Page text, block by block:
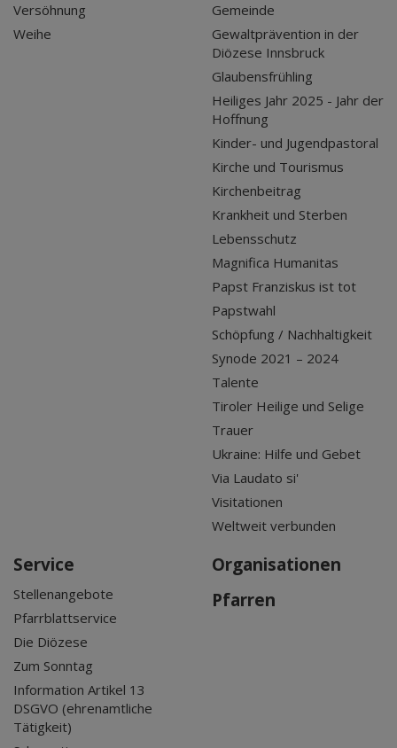
Versöhnung
Weihe
Gemeinde
Gewaltprävention in der
Diözese Innsbruck
Glaubensfrühling
Heiliges Jahr 2025 - Jahr der
Hoffnung
Kinder- und Jugendpastoral
Kirche und Tourismus
Kirchenbeitrag
Krankheit und Sterben
Lebensschutz
Magnifica Humanitas
Papst Franziskus ist tot
Papstwahl
Schöpfung / Nachhaltigkeit
Synode 2021 – 2024
Talente
Tiroler Heilige und Selige
Trauer
Ukraine: Hilfe und Gebet
Via Laudato si'
Visitationen
Weltweit verbunden
Service
Stellenangebote
Pfarrblattservice
Die Diözese
Zum Sonntag
Information Artikel 13
DSGVO (ehrenamtliche
Tätigkeit)
Organisationen
Pfarren